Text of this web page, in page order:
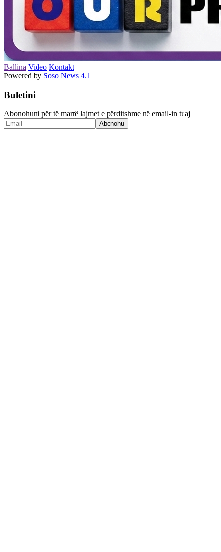
Ballina Video Kontakt
Powered by Soso News 4.1
Buletini
Abonohuni për të marrë lajmet e përditshme në email-in tuaj
Abonohu